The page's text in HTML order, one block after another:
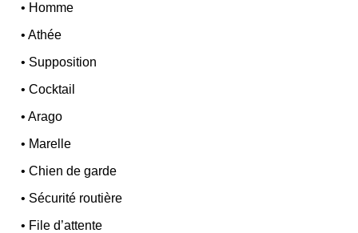
• Homme
•Athée
• Supposition
•Cocktail
•Arago
• Marelle
•Chien de garde
• Sécurité routière
• File d’attente